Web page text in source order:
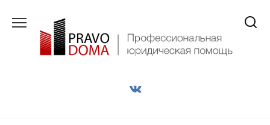
содержанию